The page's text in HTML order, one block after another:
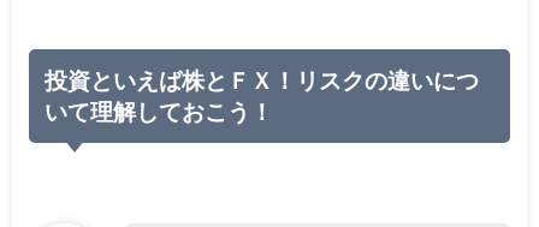
投資といえば株とＦＸ！リスクの違いにつ
いて理解しておこう！